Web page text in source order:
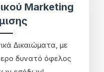
Marketing
Δικαιώματα, με
δυνατό όφελος